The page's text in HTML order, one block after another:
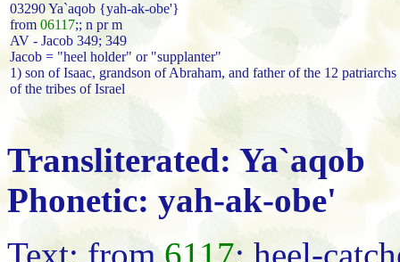
03290 Ya`aqob {yah-ak-obe'}
from 06117;; n pr m
AV - Jacob 349; 349
Jacob = "heel holder" or "supplanter"
1) son of Isaac, grandson of Abraham, and father of the 12 patriarchs
of the tribes of Israel
Transliterated: Ya`aqob
Phonetic: yah-ak-obe'